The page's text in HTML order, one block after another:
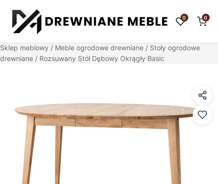
0 0
Sklep meblowy / Meble ogrodowe drewniane / Stoły ogrodowe
drewniane / Rozsuwany Stół Dębowy Okrągły Basic